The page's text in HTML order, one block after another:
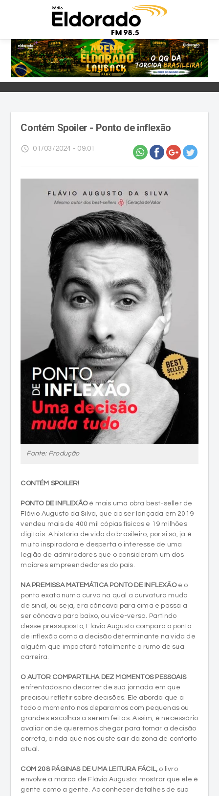
Contém Spoiler - Ponto de inflexão
access_time 01/03/2024 - 09:01
Fonte: Produção
CONTÉM SPOILER!
PONTO DE INFLEXÃOé mais uma obra best-seller de
Flávio Augusto da Silva, que ao ser lançada em 2019
vendeu mais de 400 mil cópias físicas e 19 milhões
digitais. A história de vida do brasileiro, por si só, já é
muito inspiradora e desperta o interesse de uma
legião de admiradores que o consideram um dos
maiores empreendedores do país.
NA PREMISSA MATEMÁTICA PONTO DE INFLEXÃOé o
ponto exato numa curva na qual a curvatura muda
de sinal, ou seja, era côncava para cima e passa a
ser côncava para baixo, ou vice-versa. Partindo
desse pressuposto, Flávio Augusto compara o ponto
de inflexão como a decisão determinante na vida de
alguém que impactará totalmente o rumo de sua
carreira.
O AUTOR COMPARTILHA DEZ MOMENTOS PESSOAIS
enfrentados no decorrer de sua jornada em que
precisou refletir sobre decisões. Ele aborda que a
todo o momento nos deparamos com pequenas ou
grandes escolhas a serem feitas. Assim, é necessário
avaliar onde queremos chegar para tomar a decisão
correta, ainda que nos custe sair da zona de conforto
atual.
COM 208 PÁGINAS DE UMA LEITURA FÁCIL, o livro
envolve a marca de Flávio Augusto: mostrar que ele é
gente como a gente. Ao conhecer detalhes de sua